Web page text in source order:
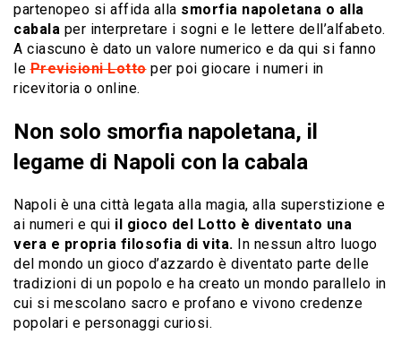
partenopeo si affida alla smorfia napoletana o alla
cabala per interpretare i sogni e le lettere dell’alfabeto.
A ciascuno è dato un valore numerico e da qui si fanno
lePrevisioni Lottoper poi giocare i numeri in
ricevitoria o online.
Non solo smorfia napoletana, il
legame di Napoli con la cabala
Napoli è una città legata alla magia, alla superstizione e
ai numeri e qui il gioco del Lotto è diventato una
vera e propria filosofia di vita. In nessun altro luogo
del mondo un gioco d’azzardo è diventato parte delle
tradizioni di un popolo e ha creato un mondo parallelo in
cui si mescolano sacro e profano e vivono credenze
popolari e personaggi curiosi.